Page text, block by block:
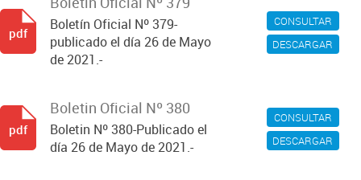
CONSULTAR
DESCARGAR
Boletín Oficial Nº 379-
publicado el día 26 de Mayo
de 2021.-
pdf
CONSULTAR
DESCARGAR
Boletin Oficial Nº 380
Boletin Nº 380-Publicado el
día 26 de Mayo de 2021.-
pdf